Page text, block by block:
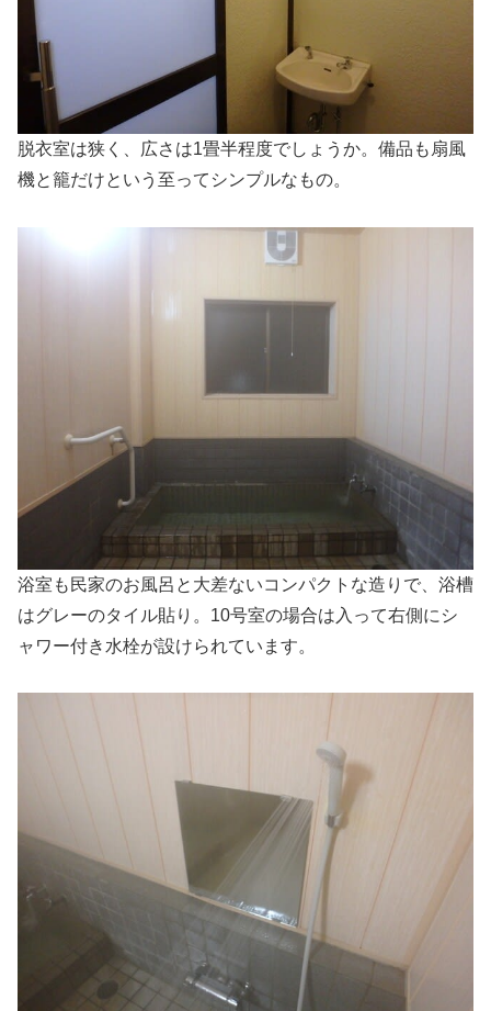
脱衣室は狭く、広さは1畳半程度でしょうか。備品も扇風
機と籠だけという至ってシンプルなもの。
浴室も民家のお風呂と大差ないコンパクトな造りで、浴槽
はグレーのタイル貼り。10号室の場合は入って右側にシ
ャワー付き水栓が設けられています。